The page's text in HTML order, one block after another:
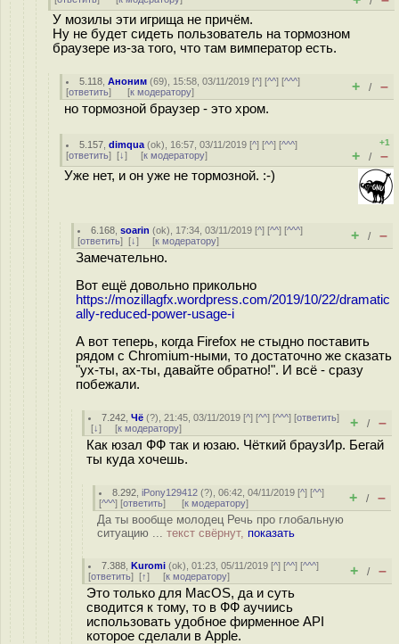
У мозилы эти игрища не причём.
Ну не будет сидеть пользователь на тормозном
браузере из-за того, что там вимператор есть.
5.118 ,Аноним (69), 15:58, 03/11/2019 [^] [^^] [^^^]
[ответить] [к модератору] + / –
но тормозной браузер - это хром.
5.157 ,dimqua (ok), 16:57, 03/11/2019 [^] [^^] [^^^]
[ответить] [↓] [к модератору]
+1
+ / –
Уже нет, и он уже не тормозной. :-)
6.168 ,soarin (ok), 17:34, 03/11/2019 [^] [^^] [^^^]
[ответить] [↓] [к модератору] + / –
Замечательно.
Вот ещё довольно прикольно
https://mozillagfx.wordpress.com/2019/10/22/dramatic
ally-reduced-power-usage-i
А вот теперь, когда Firefox не стыдно поставить
рядом с Chromium-ными, то достаточно же сказать
"ух-ты, ах-ты, давайте обратно!". И всё - сразу
побежали.
7.242 ,Чё (?), 21:45, 03/11/2019 [^] [^^] [^^^] [ответить]
[↓] [к модератору] + / –
Как юзал ФФ так и юзаю. Чёткий браузИр. Бегай
ты куда хочешь.
8.292 ,iPony129412 (?), 06:42, 04/11/2019 [^] [^^]
[^^^] [ответить] [к модератору] + / –
Да ты вообще молодец Речь про глобальную
ситуацию ... текст свёрнут, показать
7.388 ,Kuromi (ok), 01:23, 05/11/2019 [^] [^^] [^^^]
[ответить] [↑] [к модератору] + / –
Это только для MacOS, да и суть
сводится к тому, то в ФФ аучиись
использовать удобное фирменное API
которое сделали в Apple.